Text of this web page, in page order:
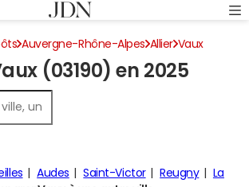
Auvergne-Rhône-Alpes Allier Vaux
(03190) en 2025
Audes Saint-Victor Reugny
La